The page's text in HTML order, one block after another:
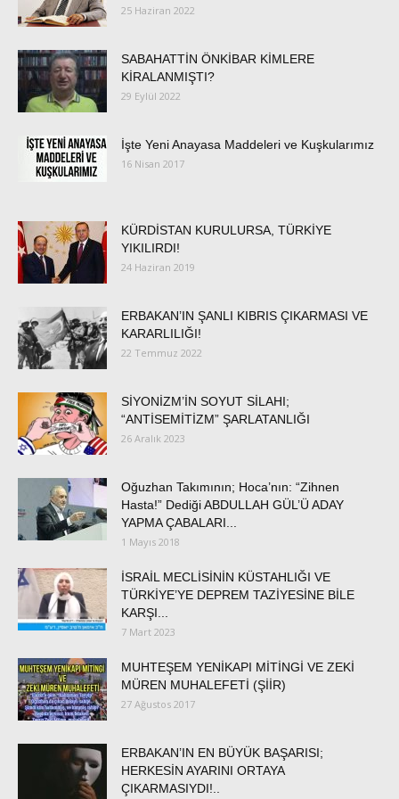
25 Haziran 2022
SABAHATTİN ÖNKİBAR KİMLERE
KİRALANMIŞTI?
29 Eylül 2022
İşte Yeni Anayasa Maddeleri ve Kuşkularımız
16 Nisan 2017
KÜRDİSTAN KURULURSA, TÜRKİYE
YIKILIRDI!
24 Haziran 2019
ERBAKAN’IN ŞANLI KIBRIS ÇIKARMASI VE
KARARLILIĞI!
22 Temmuz 2022
SİYONİZM’İN SOYUT SİLAHI;
“ANTİSEMİTİZM” ŞARLATANLIĞI
26 Aralık 2023
Oğuzhan Takımının; Hoca’nın: “Zihnen
Hasta!” Dediği ABDULLAH GÜL’Ü ADAY
YAPMA ÇABALARI...
1 Mayıs 2018
İSRAİL MECLİSİNİN KÜSTAHLIĞI VE
TÜRKİYE’YE DEPREM TAZİYESİNE BİLE
KARŞI...
7 Mart 2023
MUHTEŞEM YENİKAPI MİTİNGİ VE ZEKİ
MÜREN MUHALEFETİ (ŞİİR)
27 Ağustos 2017
ERBAKAN’IN EN BÜYÜK BAŞARISI;
HERKESİN AYARINI ORTAYA
ÇIKARMASIYDI!..